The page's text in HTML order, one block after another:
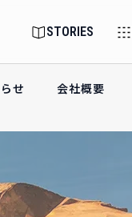
STORIES
せ 会社概要